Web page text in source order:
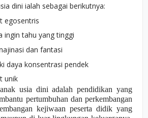
dini ialah sebagai berikutnya:
egosentris
ingin tahu yang tinggi
inasi dan fantasi
daya konsentrasi pendek
unik
usia dini adalah pendidikan yang
pertumbuhan dan perkembangan
kejiwaan peserta didik yang